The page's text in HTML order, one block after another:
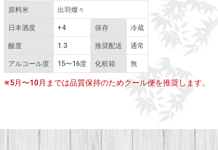
原料米 出羽燦々
日本酒度 +4 保存 冷蔵
酸度 1.3 推奨配送 通常
アルコール度 15〜16度 化粧箱 無
※5月〜10月までは品質保持のためクール便を推奨します。